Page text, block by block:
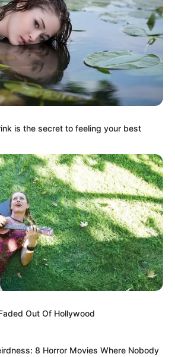
Brock
Brock
Stanley, Kansas, Amerika Serikat, 2
Serikat
Valley
Brock (Ayah), Pat Brock (Ibu)
is the secret to feeling your best
Out Of Hollywood
8 Horror Movies Where Nobody